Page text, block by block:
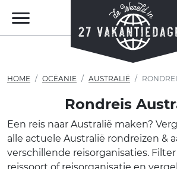
HOME OCËANIE AUSTRALIË
Rondreis
Een reis naar Australië maken?
alle actuele Australië rondreizen &
verschillende reisorganisaties.